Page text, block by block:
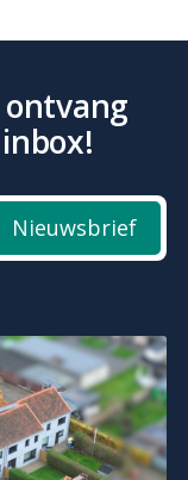
Nieuwsbrief